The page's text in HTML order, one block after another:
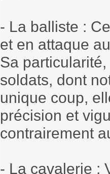
- La balliste :
et en attaque
Sa
soldats, dont
unique coup,
précision et
contrairement
- La cavalerie :